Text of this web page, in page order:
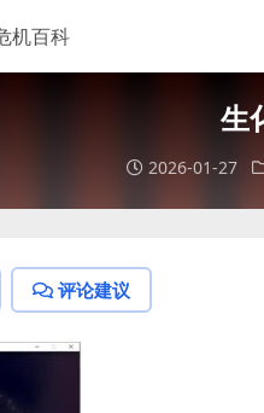
机百科
生
2026-01-27
评论建议